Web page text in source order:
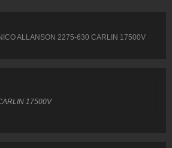
ALLANSON 2275-630 CARLIN 17500V
17500V